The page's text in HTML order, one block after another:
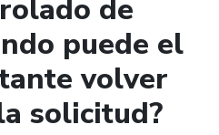
de
puede el
volver
solicitud?